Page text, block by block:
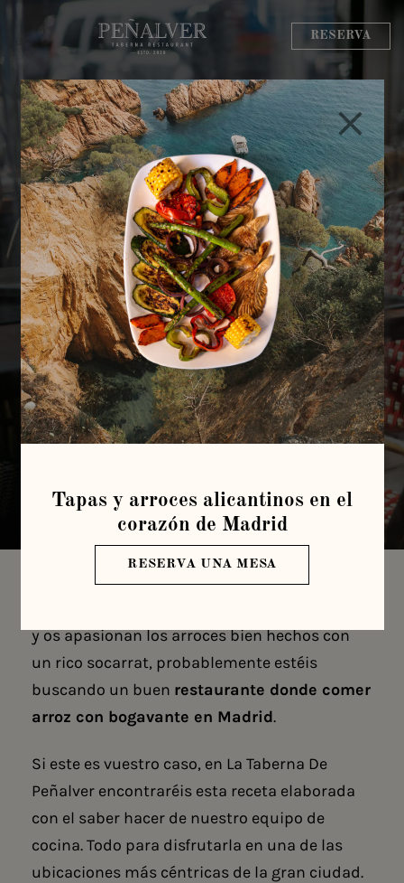
RESERVA
¿Dónde comer arroz con
bogavante en Madrid?
y os apasionan los arroces bien hechos con
un rico socarrat, probablemente estéis
buscando un buen restaurante donde comer
arroz con bogavante en Madrid.
Si este es vuestro caso, en La Taberna De
Peñalver encontraréis esta receta elaborada
con el saber hacer de nuestro equipo de
cocina. Todo para disfrutarla en una de las
ubicaciones más céntricas de la gran ciudad.
Tapas y arroces alicantinos en el
corazón de Madrid
RESERVA UNA MESA